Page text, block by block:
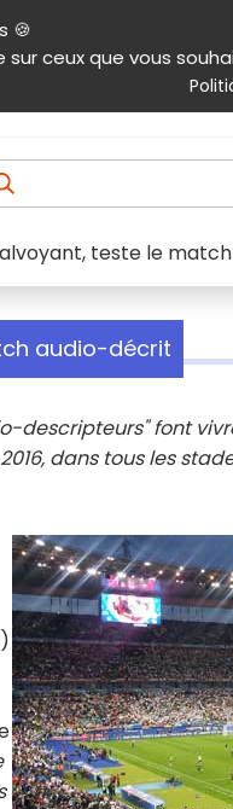
🍪
ceux que vous
principal
Produits & services
teste le
audio-décrit
descripteurs" font
dans tous les